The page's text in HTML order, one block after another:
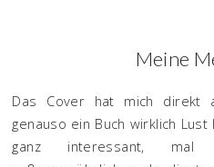
Meine
Das Cover hat mich direkt
genauso ein Buch wirklich
ganz interessant, mal